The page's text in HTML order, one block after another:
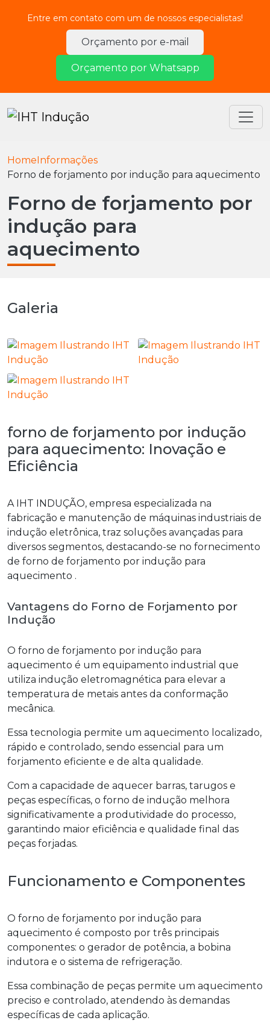
Entre em contato com um de nossos especialistas!
Orçamento por e-mail
Orçamento por Whatsapp
HomeInformações
Forno de forjamento por indução para aquecimento
Forno de forjamento por
indução para
aquecimento
Galeria
forno de forjamento por indução
para aquecimento: Inovação e
Eficiência
A IHT INDUÇÃO, empresa especializada na
fabricação e manutenção de máquinas industriais de
indução eletrônica, traz soluções avançadas para
diversos segmentos, destacando-se no fornecimento
de forno de forjamento por indução para
aquecimento .
Vantagens do Forno de Forjamento por
Indução
O forno de forjamento por indução para
aquecimento é um equipamento industrial que
utiliza indução eletromagnética para elevar a
temperatura de metais antes da conformação
mecânica.
Essa tecnologia permite um aquecimento localizado,
rápido e controlado, sendo essencial para um
forjamento eficiente e de alta qualidade.
Com a capacidade de aquecer barras, tarugos e
peças específicas, o forno de indução melhora
significativamente a produtividade do processo,
garantindo maior eficiência e qualidade final das
peças forjadas.
Funcionamento e Componentes
O forno de forjamento por indução para
aquecimento é composto por três principais
componentes: o gerador de potência, a bobina
indutora e o sistema de refrigeração.
Essa combinação de peças permite um aquecimento
preciso e controlado, atendendo às demandas
específicas de cada aplicação.